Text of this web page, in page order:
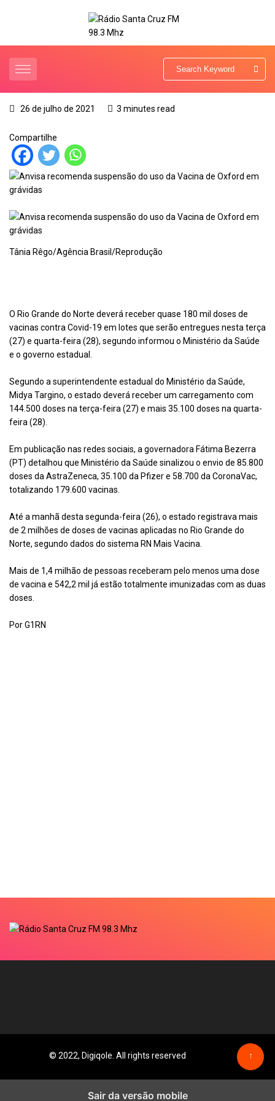
26 de julho de 2021 3 minutes read
Compartilhe
Tânia Rêgo/Agência Brasil/Reprodução
O Rio Grande do Norte deverá receber quase 180 mil doses de
vacinas contra Covid-19 em lotes que serão entregues nesta terça
(27) e quarta-feira (28), segundo informou o Ministério da Saúde
e o governo estadual.
Segundo a superintendente estadual do Ministério da Saúde,
Midya Targino, o estado deverá receber um carregamento com
144.500 doses na terça-feira (27) e mais 35.100 doses na quarta-
feira (28).
Em publicação nas redes sociais, a governadora Fátima Bezerra
(PT) detalhou que Ministério da Saúde sinalizou o envio de 85.800
doses da AstraZeneca, 35.100 da Pfizer e 58.700 da CoronaVac,
totalizando 179.600 vacinas.
Até a manhã desta segunda-feira (26), o estado registrava mais
de 2 milhões de doses de vacinas aplicadas no Rio Grande do
Norte, segundo dados do sistema RN Mais Vacina.
Mais de 1,4 milhão de pessoas receberam pelo menos uma dose
de vacina e 542,2 mil já estão totalmente imunizadas com as duas
doses.
Por G1RN
© 2022, Digiqole. All rights reserved ↑
Sair da versão mobile